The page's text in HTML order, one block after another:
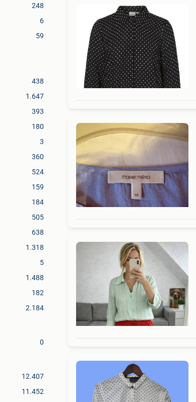
248
6
59
438
1.647
393
180
3
360
524
159
184
505
638
1.318
5
1.488
182
2.184
0
12.407
11.452